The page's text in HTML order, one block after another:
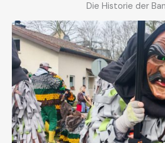
Die Historie der